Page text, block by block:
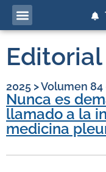
Editorial
2025 >Volumen
Nunca es
llamado a la
medicina